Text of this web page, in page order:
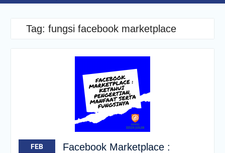
Tag: fungsi facebook marketplace
FEB
Facebook Marketplace :